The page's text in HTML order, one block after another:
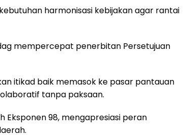
harmonisasi kebijakan agar rantai
mempercepat penerbitan Persetujuan
itikad baik memasok ke pasar pantauan
tanpa paksaan.
Eksponen 98, mengapresiasi peran